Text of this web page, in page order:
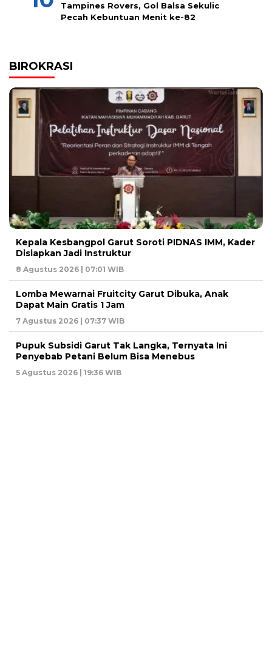
Tampines Rovers, Gol Balsa Sekulic
Pecah Kebuntuan Menit ke-82
BIROKRASI
Kepala Kesbangpol Garut Soroti PIDNAS IMM, Kader
Disiapkan Jadi Instruktur
8 Agustus 2026 | 07:01 WIB
Lomba Mewarnai Fruitcity Garut Dibuka, Anak
Dapat Main Gratis 1 Jam
7 Agustus 2026 | 07:37 WIB
Pupuk Subsidi Garut Tak Langka, Ternyata Ini
Penyebab Petani Belum Bisa Menebus
5 Agustus 2026 | 19:36 WIB